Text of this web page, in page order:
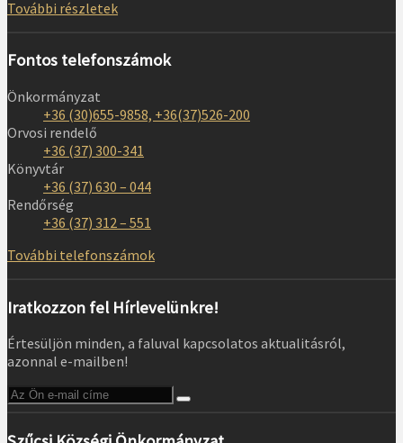
További részletek
Fontos telefonszámok
Önkormányzat
+36 (30)655-9858, +36(37)526-200
Orvosi rendelő
+36 (37) 300-341
Könyvtár
+36 (37) 630 – 044
Rendőrség
+36 (37) 312 – 551
További telefonszámok
Iratkozzon fel Hírlevelünkre!
Értesüljön minden, a faluval kapcsolatos aktualitásról,
azonnal e-mailben!